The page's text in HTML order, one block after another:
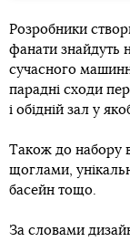
Розробники
фанати знайдуть
сучасного
парадні сходи
і обідній зал у
Також до набору
щоглами,
басейн тощо.
За словами